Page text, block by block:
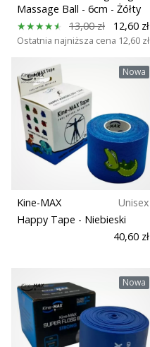
Massage Ball - 6cm - Żółty
13,00 zł
12,60 zł
Ostatnia najniższa cena 12,60 zł
Nowa
Kine-MAX
Unisex
Happy Tape - Niebieski
40,60 zł
Nowa